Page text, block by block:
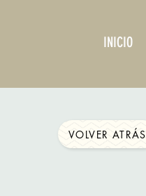
INICIO
VOLVER ATRÁS